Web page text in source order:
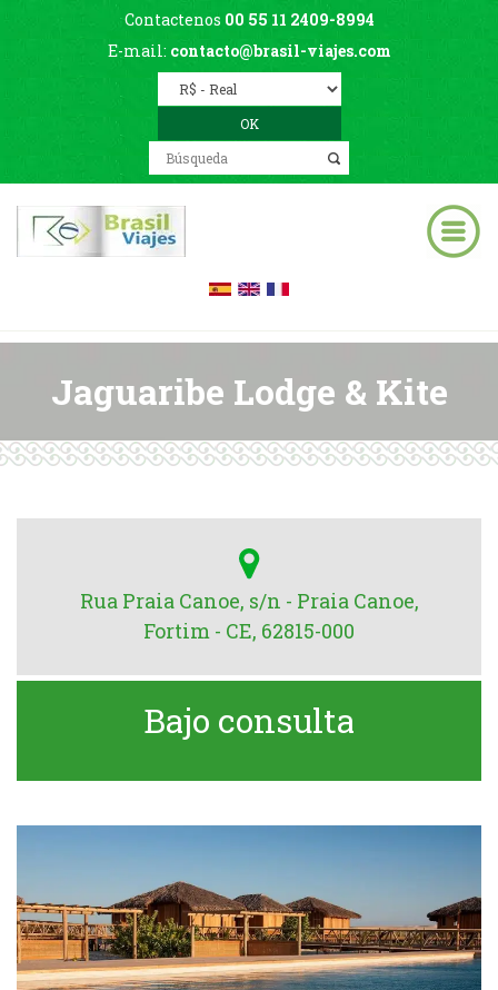
Contactenos 00 55 11 2409-8994
E-mail: contacto@brasil-viajes.com
Jaguaribe Lodge & Kite
Rua Praia Canoe, s/n - Praia Canoe,
Fortim - CE, 62815-000
Bajo consulta